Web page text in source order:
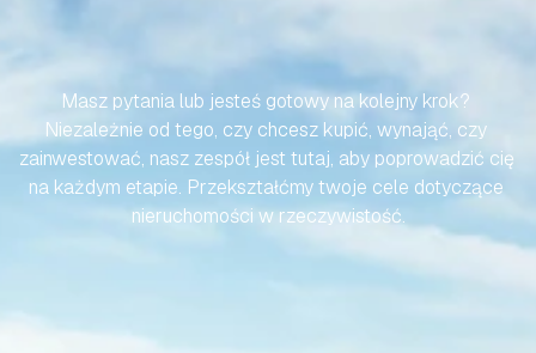
BEZWYSIŁKOWA
Masz pytania lub jesteś gotowy na kolejny krok?
Niezależnie od tego, czy chcesz kupić, wynająć, czy
zainwestować, nasz zespół jest tutaj, aby poprowadzić cię
na każdym etapie. Przekształćmy twoje cele dotyczące
nieruchomości w rzeczywistość.